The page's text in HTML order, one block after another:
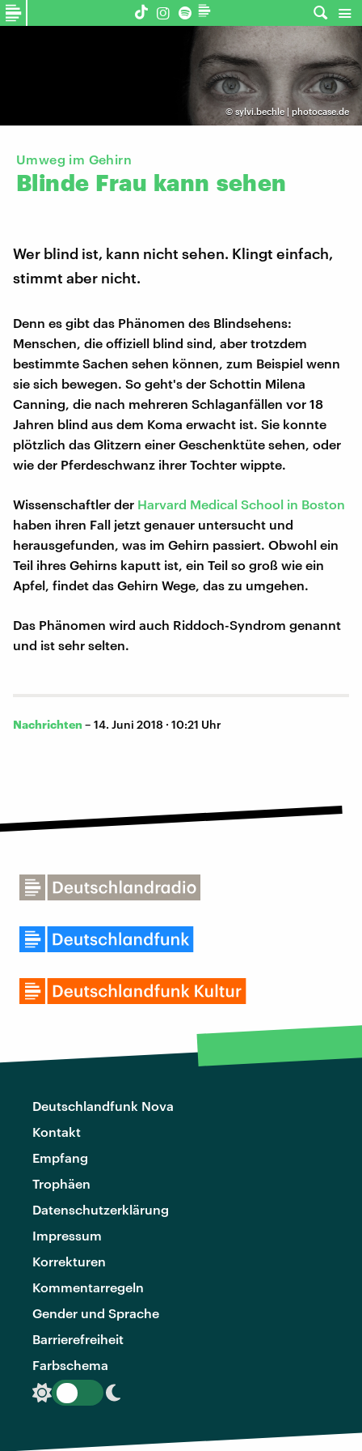
© sylvi.bechle | photocase.de
Umweg im Gehirn
Blinde Frau kann sehen
Wer blind ist, kann nicht sehen. Klingt einfach,
stimmt aber nicht.
Denn es gibt das Phänomen des Blindsehens:
Menschen, die offiziell blind sind, aber trotzdem
bestimmte Sachen sehen können, zum Beispiel wenn
sie sich bewegen. So geht's der Schottin Milena
Canning, die nach mehreren Schlaganfällen vor 18
Jahren blind aus dem Koma erwacht ist. Sie konnte
plötzlich das Glitzern einer Geschenktüte sehen, oder
wie der Pferdeschwanz ihrer Tochter wippte.
Wissenschaftler der Harvard Medical School in Boston
haben ihren Fall jetzt genauer untersucht und
herausgefunden, was im Gehirn passiert. Obwohl ein
Teil ihres Gehirns kaputt ist, ein Teil so groß wie ein
Apfel, findet das Gehirn Wege, das zu umgehen.
Das Phänomen wird auch Riddoch-Syndrom genannt
und ist sehr selten.
Nachrichten – 14. Juni 2018 · 10:21 Uhr
Deutschlandfunk Nova
Kontakt
Empfang
Trophäen
Datenschutzerklärung
Impressum
Korrekturen
Kommentarregeln
Gender und Sprache
Barrierefreiheit
Farbschema